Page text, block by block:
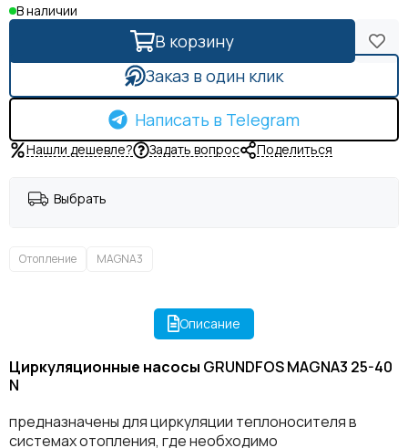
В наличии
В корзину
Заказ в один клик
Написать в Telegram
Нашли дешевле? Задать вопрос Поделиться
Выбрать
Отопление MAGNA3
Описание
Циркуляционные насосы GRUNDFOS MAGNA3 25-40
N
предназначены для циркуляции теплоносителя в
системахотопления, где необходимо